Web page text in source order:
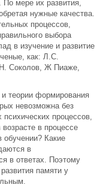
По мере их развития,
нужные качества.
процессов,
выбора
в изучение и развитие
как: Л.С.
Соколов, Ж Пиаже,
теории формирования
невозможна без
процессов,
в процессе
обучении? Какие
в
в ответах. Поэтому
памяти у